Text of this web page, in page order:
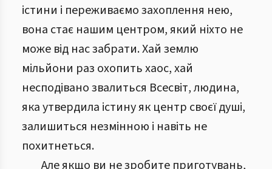
істини і переживаємо захоплення нею,
вона стає нашим центром, який ніхто не
може від нас забрати. Хай землю
мільйони раз охопить хаос, хай
несподівано звалиться Всесвіт, людина,
яка утвердила істину як центр своєї душі,
залишиться незмінною і навіть не
похитнеться.
Але якщо ви не зробите приготувань,